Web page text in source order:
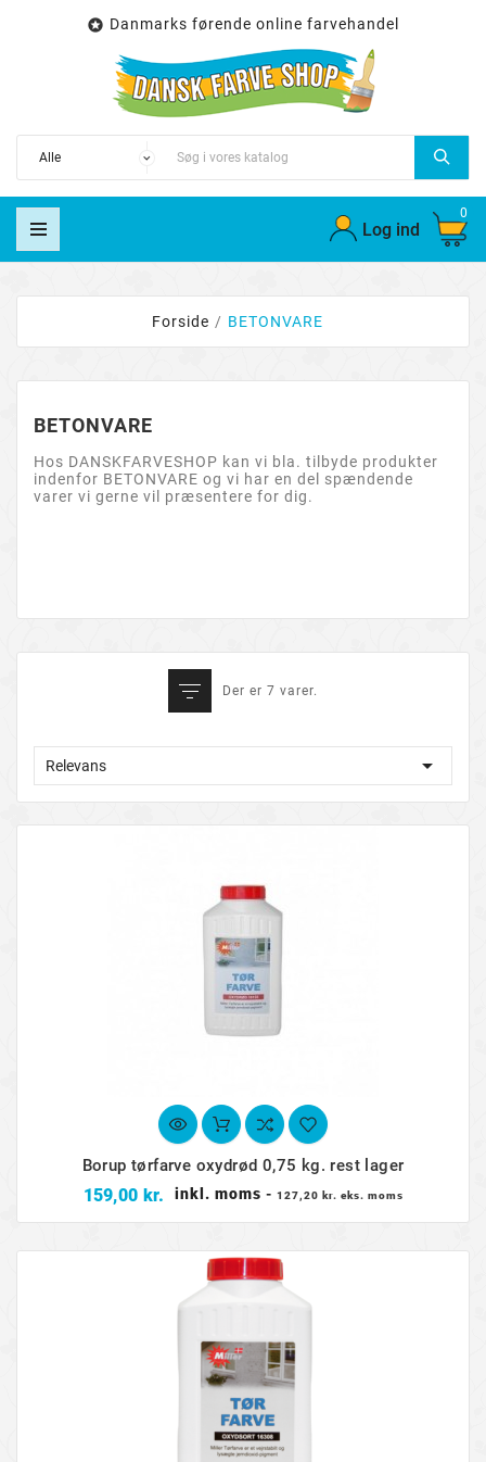
 Danmarks førende online farvehandel
Log ind
0
Forside BETONVARE
BETONVARE
Hos DANSKFARVESHOP kan vi bla. tilbyde produkter
indenfor BETONVARE og vi har en del spændende
varer vi gerne vil præsentere for dig.
Der er 7 varer.
Relevans 
Borup tørfarve oxydrød 0,75 kg. rest lager
159,00 kr. Pris
inkl. moms - 127,20 kr. eks. moms